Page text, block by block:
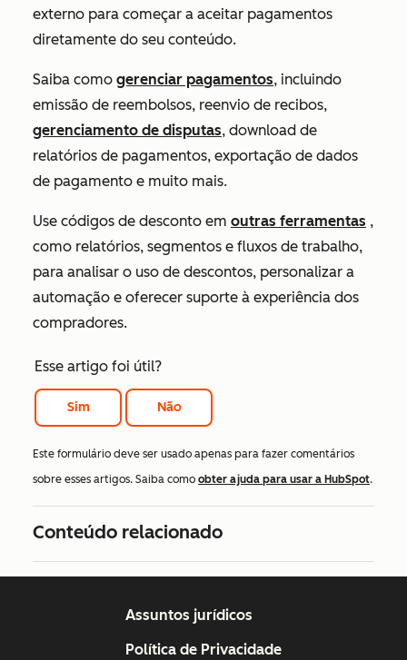
externo para começar a aceitar pagamentos
diretamente do seu conteúdo.
Saiba como gerenciar pagamentos, incluindo
emissão de reembolsos, reenvio de recibos,
gerenciamento de disputas, download de
relatórios de pagamentos, exportação de dados
de pagamento e muito mais.
Use códigos de desconto em outras ferramentas ,
como relatórios, segmentos e fluxos de trabalho,
para analisar o uso de descontos, personalizar a
automação e oferecer suporte à experiência dos
compradores.
Esse artigo foi útil?
Sim Não
Este formulário deve ser usado apenas para fazer comentários
sobre esses artigos. Saiba como obter ajuda para usar a HubSpot.
Conteúdo relacionado
Assuntos jurídicos
Política de Privacidade